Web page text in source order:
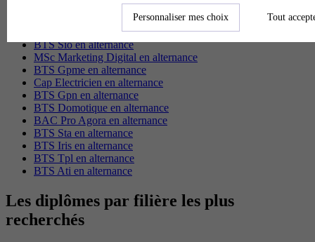
BTS Ndrc en alternance
BTS Sam en alternance
Cap Fleuriste en alternance
BTS Sio en alternance
MSc Marketing Digital en alternance
BTS Gpme en alternance
Cap Electricien en alternance
BTS Gpn en alternance
BTS Domotique en alternance
BAC Pro Agora en alternance
BTS Sta en alternance
BTS Iris en alternance
BTS Tpl en alternance
BTS Ati en alternance
Les diplômes par filière les plus
recherchés
Personnaliser mes choix Tout